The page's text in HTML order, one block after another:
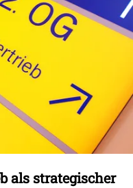
als strategischer